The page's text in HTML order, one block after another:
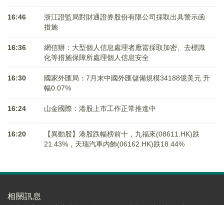
16:46
浙江證監局對財通證券股份有限公司採取出具警示函
措施
16:36
網信辦：大型個人信息處理者應當採取加密、去標識
化等措施保障所處理個人信息安全
16:30
國家外匯局：7月末中國外匯儲備規模34188億美元 升
幅0.07%
16:24 山金國際：港股上市工作正常推進中
16:20
【異動股】港股跌幅榜前十，九福來(08611.HK)跌
21.43%，天瑞汽車内飾(06162.HK)跌18.44%
相關訊息